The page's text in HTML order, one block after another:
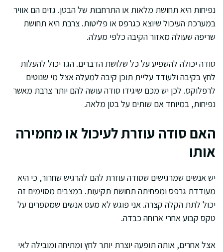
נפיחות היא תחושת מלאות או התרחבות של הבטן. גזים הם אוויר
במערכת העיכול שיוצא כגרפס או פליטות. צרבת היא תחושת
שריפה שעולה מאזור הקיבה כלפי מעלה.
סודה יכולה להשפיע על כל שלושת הדברים. הגז יכול להעלות
לחץ בקיבה ולעודד עליית תוכן קיבה למעלה אצל מי שנוטים
לרפלוקס. לכן יש מכם שיגידו סודה עושה להם יותר צרבת מאשר
נפיחות, במיוחד אם שותים על בטן מלאה.
האם סודה עוזרת לעיכול או מחמירה
אותו
יש אנשים שמרגישים שסודה עוזרת להם להרגיש שחרור, כי היא
מעודדת גרפס ומפחיתה תחושת תקיעות. במצבים מסוימים זה
יכול לתת הקלה קצרה. אני פוגש לא מעט אנשים שמספרים על
טקס קבוע אחרי ארוחה כבדה.
אצל אחרים, אותה תופעה יוצרת יותר לחץ ומתיחה ומובילה לאי